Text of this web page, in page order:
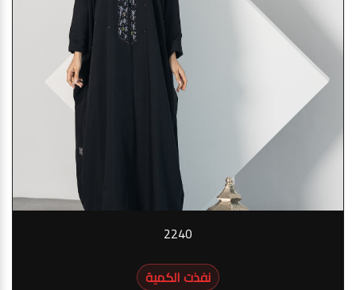
2240
نفذت الكمية